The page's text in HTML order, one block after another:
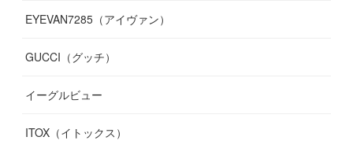
(10)
(11)
12)
(13)
7)
(12)
(12)
11)
(13)
(13)
(10)
13)
(16)
(14)
EYEVAN7285（アイヴァン）
GUCCI（グッチ）
イーグルビュー
ITOX（イトックス）